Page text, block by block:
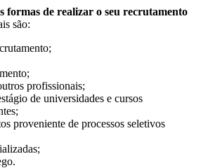
formas de realizar o seu recrutamento
são:
profissionais;
de universidades e cursos
proveniente de processos seletivos